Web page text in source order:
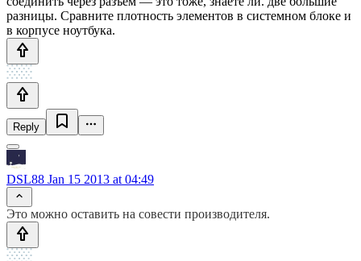
разницы. Сравните плотность элементов в системном блоке и
в корпусе ноутбука.
Reply
DSL88 Jan 15 2013 at 04:49
Это можно оставить на совести производителя.